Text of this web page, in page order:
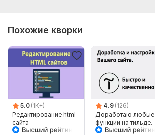
Похожие кворки
5.0 (1K+)
Редактирование html
сайта
4.9 (126)
Доработаю любые
функции на тильде.
Бесплатное